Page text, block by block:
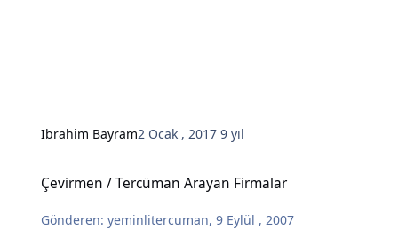
Ibrahim Bayram2 Ocak , 20179 yıl
Çevirmen / Tercüman Arayan Firmalar
Gönderen:yeminlitercuman,9 Eylül , 2007